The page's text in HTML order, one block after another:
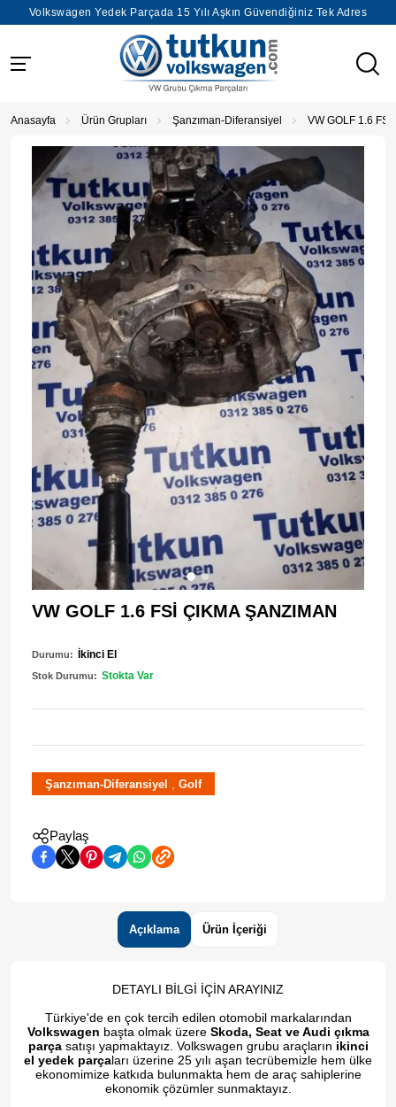
Volkswagen Yedek Parçada 15 Yılı Aşkın Güvendiğiniz Tek Adres
Anasayfa Ürün Grupları Şanzıman-Diferansiyel VW GOLF 1.6 FSİ
VW GOLF 1.6 FSİ ÇIKMA ŞANZIMAN
Durumu: İkinci El
Stok Durumu: Stokta Var
Şanzıman-Diferansiyel , Golf
Paylaş
Açıklama Ürün İçeriği
DETAYLI BİLGİ İÇİN ARAYINIZ
Türkiye'de en çok tercih edilen otomobil markalarından
Volkswagen başta olmak üzere Skoda, Seat ve Audi çıkma
parçasatışı yapmaktayız. Volkswagen grubu araçların ikinci
el yedek parçaları üzerine 25 yılı aşan tecrübemizle hem ülke
ekonomimize katkıda bulunmakta hem de araç sahiplerine
ekonomik çözümler sunmaktayız.